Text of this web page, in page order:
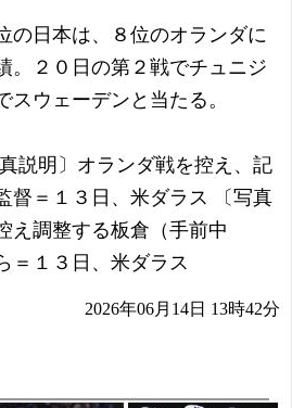
の日本は、８位のオランダに
。２０日の第２戦でチュニジ
スウェーデンと当たる。
説明〕オランダ戦を控え、記
督＝１３日、米ダラス 〔写真
え調整する板倉（手前中
＝１３日、米ダラス
2026年06月14日 13時42分